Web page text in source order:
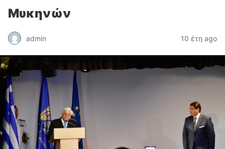
Μυκηνών
admin 10 έτη ago